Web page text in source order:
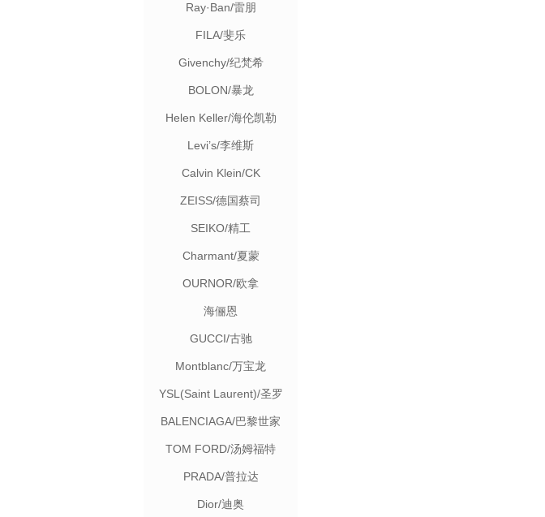
Ray·Ban/雷朋
FILA/斐乐
Givenchy/纪梵希
BOLON/暴龙
Helen Keller/海伦凯勒
Levi’s/李维斯
Calvin Klein/CK
ZEISS/德国蔡司
SEIKO/精工
Charmant/夏蒙
OURNOR/欧拿
海俪恩
GUCCI/古驰
Montblanc/万宝龙
YSL(Saint Laurent)/圣罗
BALENCIAGA/巴黎世家
TOM FORD/汤姆福特
PRADA/普拉达
Dior/迪奥